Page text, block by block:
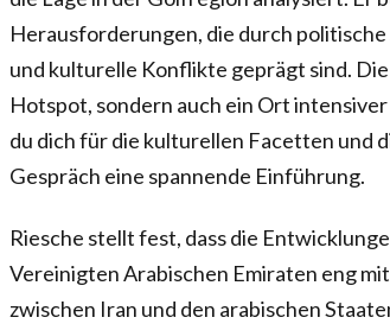
Herausforderungen, die durch
und kulturelle Konflikte geprägt sind.
Hotspot, sondern auch ein Ort
du dich für die kulturellen Facetten und
Gespräch eine spannende Einführung.
Riesche stellt fest, dass die
Vereinigten Arabischen Emiraten eng
zwischen Iran und den arabischen